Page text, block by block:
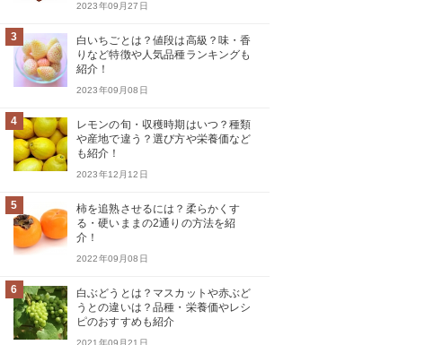
2023年09月27日
3
白いちごとは？値段は高級？味・香
りなど特徴や人気品種ランキングも
紹介！
2023年09月08日
4
レモンの旬・収穫時期はいつ？種類
や産地で違う？選び方や栄養価など
も紹介！
2023年12月12日
5
柿を追熟させるには？柔らかくす
る・硬いままの2通りの方法を紹
介！
2022年09月08日
6
白ぶどうとは？マスカットや赤ぶど
うとの違いは？品種・栄養価やレシ
ピのおすすめも紹介
2021年09月21日